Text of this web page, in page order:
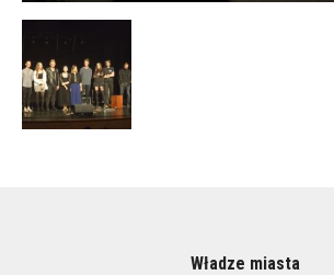
Władze miasta